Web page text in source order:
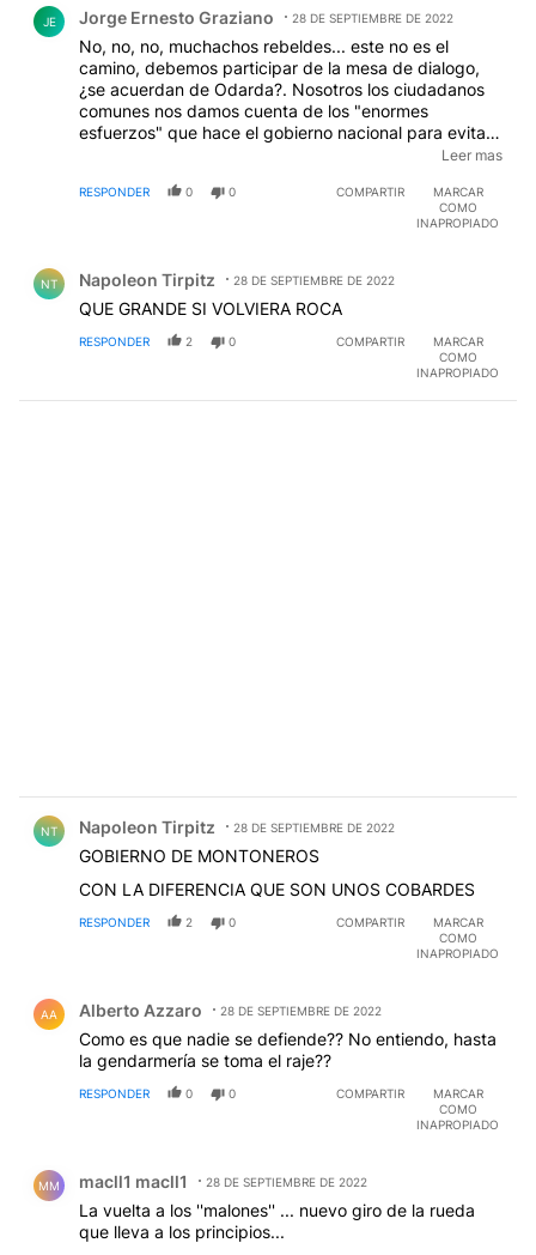
JE Jorge Ernesto Graziano 28 DE SEPTIEMBRE DE 2022
No, no, no, muchachos rebeldes... este no es el
camino, debemos participar de la mesa de dialogo,
¿se acuerdan de Odarda?. Nosotros los ciudadanos
comunes nos damos cuenta de los "enormes
esfuerzos" que hace el gobierno nacional para evitar
hechos de violencia fueron hechos dibujados por los
medios hegemonicos... es increíble cuanta gente se
Leer mas
RESPONDER 0 0 COMPARTIR
MARCAR
COMO
INAPROPIADO
NT Napoleon Tirpitz 28 DE SEPTIEMBRE DE 2022
QUE GRANDE SI VOLVIERA ROCA
RESPONDER 2 0 COMPARTIR
MARCAR
COMO
INAPROPIADO
NT Napoleon Tirpitz 28 DE SEPTIEMBRE DE 2022
GOBIERNO DE MONTONEROS
CON LA DIFERENCIA QUE SON UNOS COBARDES
RESPONDER 2 0 COMPARTIR
MARCAR
COMO
INAPROPIADO
AA Alberto Azzaro 28 DE SEPTIEMBRE DE 2022
Como es que nadie se defiende?? No entiendo, hasta
la gendarmería se toma el raje??
RESPONDER 0 0 COMPARTIR
MARCAR
COMO
INAPROPIADO
MM macll1 macll1 28 DE SEPTIEMBRE DE 2022
La vuelta a los ''malones'' ... nuevo giro de la rueda
que lleva a los principios...